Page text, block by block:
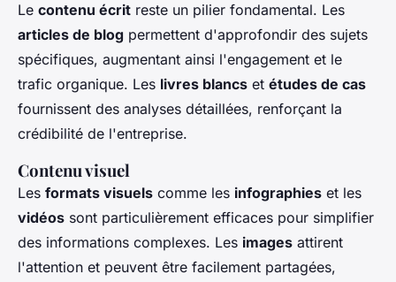
Le contenu écrit reste un pilier fondamental. Les
articles de blog permettent d'approfondir des sujets
spécifiques, augmentant ainsi l'engagement et le
trafic organique. Les livres blancs et études de cas
fournissent des analyses détaillées, renforçant la
crédibilité de l'entreprise.
Contenu visuel
Les formats visuels comme les infographies et les
vidéos sont particulièrement efficaces pour simplifier
des informations complexes. Les images attirent
l'attention et peuvent être facilement partagées,